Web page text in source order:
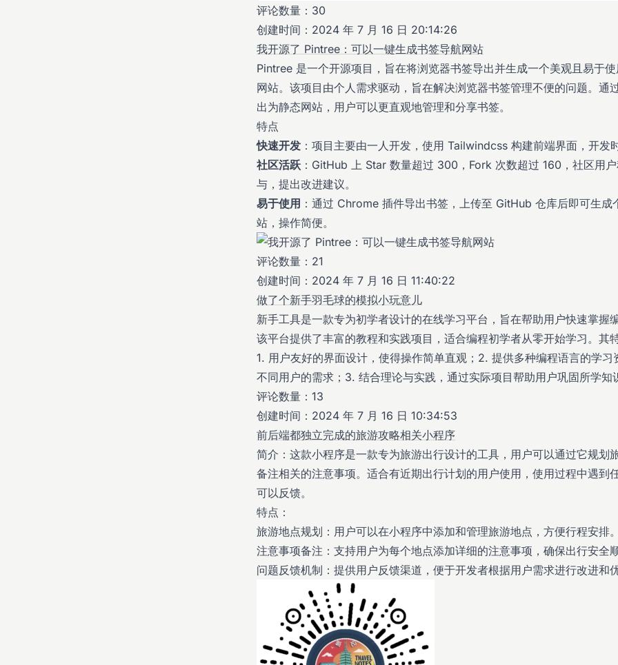
评论数量：30
创建时间：2024 年 7 月 16 日 20:14:26
我开源了 Pintree：可以一键生成书签导航网站
Pintree 是一个开源项目，旨在将浏览器书签导出并生成一个美观且易于
网站。该项目由个人需求驱动，旨在解决浏览器书签管理不便的问题。通
出为静态网站，用户可以更直观地管理和分享书签。
特点
快速开发 ：项目主要由一人开发，使用 Tailwindcss 构建前端界面，开发
社区活跃 ：GitHub 上 Star 数量超过 300，Fork 次数超过 160，社区用
与，提出改进建议。
易于使用 ：通过 Chrome 插件导出书签，上传至 GitHub 仓库后即可生成
站，操作简便。
评论数量：21
创建时间：2024 年 7 月 16 日 11:40:22
做了个新手羽毛球的模拟小玩意儿
新手工具是一款专为初学者设计的在线学习平台，旨在帮助用户快速掌握
该平台提供了丰富的教程和实践项目，适合编程初学者从零开始学习。其
1. 用户友好的界面设计，使得操作简单直观；2. 提供多种编程语言的学习
不同用户的需求；3. 结合理论与实践，通过实际项目帮助用户巩固所学知
评论数量：13
创建时间：2024 年 7 月 16 日 10:34:53
前后端都独立完成的旅游攻略相关小程序
简介：这款小程序是一款专为旅游出行设计的工具，用户可以通过它规划
备注相关的注意事项。适合有近期出行计划的用户使用，使用过程中遇到
可以反馈。
特点：
旅游地点规划：用户可以在小程序中添加和管理旅游地点，方便行程安排
注意事项备注：支持用户为每个地点添加详细的注意事项，确保出行安全
问题反馈机制：提供用户反馈渠道，便于开发者根据用户需求进行改进和